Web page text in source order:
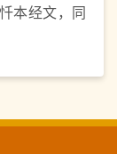
本经文，同